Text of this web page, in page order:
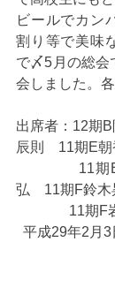
ビールでカン
割り等で美味
で〆5月の総会
会しました。
出席者：12期
辰則　11期E朝
弘　11期F鈴木
平成29年2月